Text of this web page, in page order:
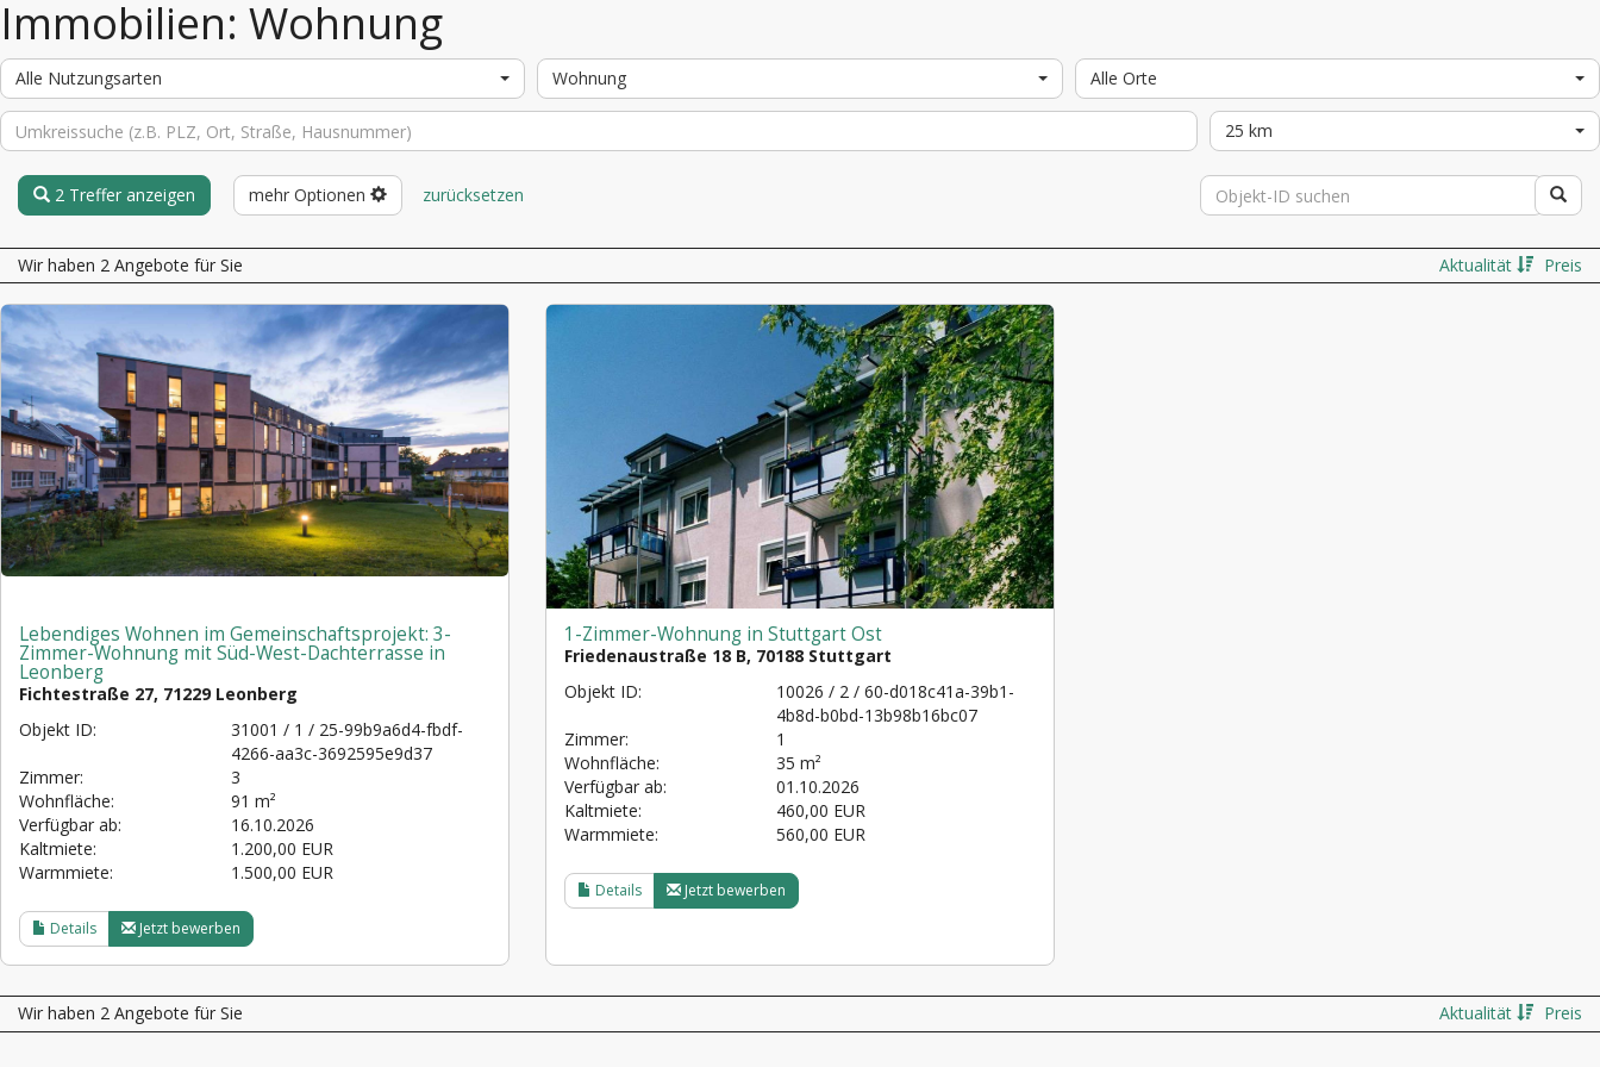
Immobilien: Wohnung
Alle Nutzungsarten Wohnung Alle Orte
25 km
2 Treffer anzeigen mehr Optionen zurücksetzen
Wir haben 2 Angebote für Sie Aktualität Preis
Lebendiges Wohnen im Gemeinschaftsprojekt: 3-
Zimmer-Wohnung mit Süd-West-Dachterrasse in
Leonberg
Fichtestraße 27, 71229 Leonberg
Objekt ID:
31001 / 1 / 25-99b9a6d4-fbdf-
4266-aa3c-3692595e9d37
Zimmer:
3
Wohnfläche:
91 m²
Verfügbar ab:
16.10.2026
Kaltmiete:
1.200,00 EUR
Warmmiete:
1.500,00 EUR
Details Jetzt bewerben
1-Zimmer-Wohnung in Stuttgart Ost
Friedenaustraße 18 B, 70188 Stuttgart
Objekt ID:
10026 / 2 / 60-d018c41a-39b1-
4b8d-b0bd-13b98b16bc07
Zimmer:
1
Wohnfläche:
35 m²
Verfügbar ab:
01.10.2026
Kaltmiete:
460,00 EUR
Warmmiete:
560,00 EUR
Details Jetzt bewerben
Wir haben 2 Angebote für Sie Aktualität Preis